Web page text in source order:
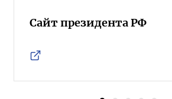
Сайт президента РФ